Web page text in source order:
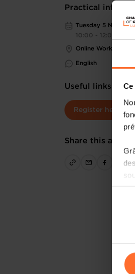
Il
Practical
Tuesday 5 Nov
10:00 - 12:00
Online Workshop
English
Useful links
Register here
Share this article